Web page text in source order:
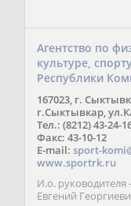
Агентство по
культуре,
Республики
167023, г.
г.Сыктывкар,
Тел.: (8212) 43-24-
Факс: 43-10-12
E-mail: sport-
www.sportrk.ru
И.о.
Евгений